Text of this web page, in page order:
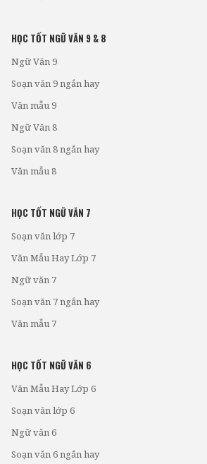
HỌC TỐT NGỮ VĂN 9 & 8
Ngữ Văn 9
Soạn văn 9 ngắn hay
Văn mẫu 9
Ngữ Văn 8
Soạn văn 8 ngắn hay
Văn mẫu 8
HỌC TỐT NGỮ VĂN 7
Soạn văn lớp 7
Văn Mẫu Hay Lớp 7
Ngữ văn 7
Soạn văn 7 ngắn hay
Văn mẫu 7
HỌC TỐT NGỮ VĂN 6
Văn Mẫu Hay Lớp 6
Soạn văn lớp 6
Ngữ văn 6
Soạn văn 6 ngắn hay